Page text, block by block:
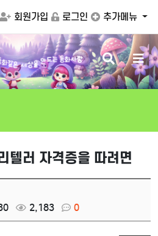
회원가입 로그인 추가메뉴
화같은 세상을 만드는 동화사랑 검
색
버
튼
메
뉴
버
튼
텔러 자격증을 따려면
2,183 0